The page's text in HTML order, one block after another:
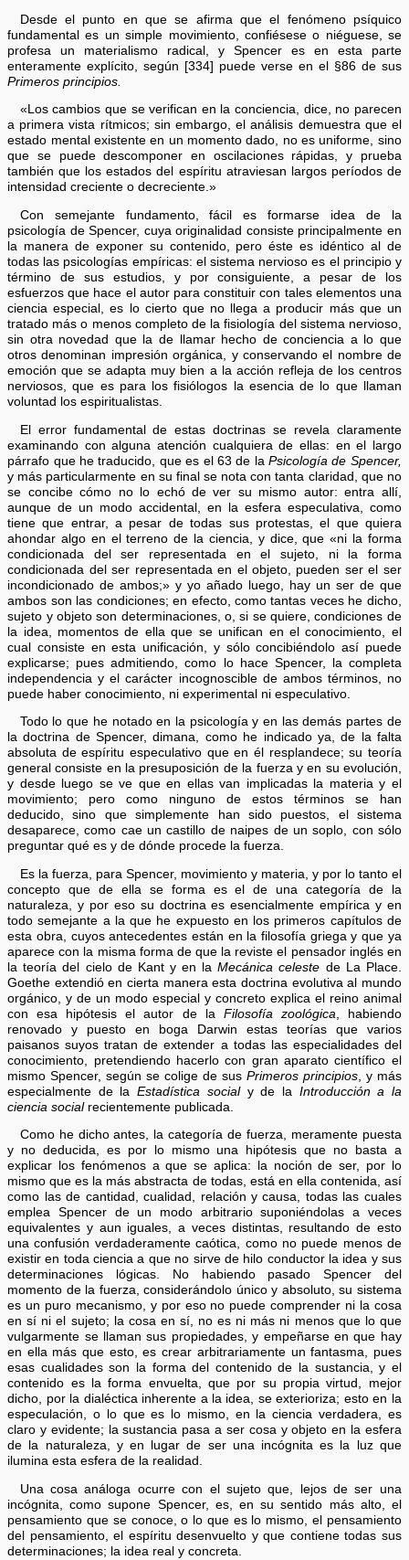
Desde el punto en que se afirma que el fenómeno psíquico
fundamental es un simple movimiento, confiésese o niéguese, se
profesa un materialismo radical, y Spencer es en esta parte
enteramente explícito, según [334] puede verse en el §86 de sus
Primeros principios.
«Los cambios que se verifican en la conciencia, dice, no parecen
a primera vista rítmicos; sin embargo, el análisis demuestra que el
estado mental existente en un momento dado, no es uniforme, sino
que se puede descomponer en oscilaciones rápidas, y prueba
también que los estados del espíritu atraviesan largos períodos de
intensidad creciente o decreciente.»
Con semejante fundamento, fácil es formarse idea de la
psicología de Spencer, cuya originalidad consiste principalmente en
la manera de exponer su contenido, pero éste es idéntico al de
todas las psicologías empíricas: el sistema nervioso es el principio y
término de sus estudios, y por consiguiente, a pesar de los
esfuerzos que hace el autor para constituir con tales elementos una
ciencia especial, es lo cierto que no llega a producir más que un
tratado más o menos completo de la fisiología del sistema nervioso,
sin otra novedad que la de llamar hecho de conciencia a lo que
otros denominan impresión orgánica, y conservando el nombre de
emoción que se adapta muy bien a la acción refleja de los centros
nerviosos, que es para los fisiólogos la esencia de lo que llaman
voluntad los espiritualistas.
El error fundamental de estas doctrinas se revela claramente
examinando con alguna atención cualquiera de ellas: en el largo
párrafo que he traducido, que es el 63 de laPsicología de Spencer,
y más particularmente en su final se nota con tanta claridad, que no
se concibe cómo no lo echó de ver su mismo autor: entra allí,
aunque de un modo accidental, en la esfera especulativa, como
tiene que entrar, a pesar de todas sus protestas, el que quiera
ahondar algo en el terreno de la ciencia, y dice, que «ni la forma
condicionada del ser representada en el sujeto, ni la forma
condicionada del ser representada en el objeto, pueden ser el ser
incondicionado de ambos;» y yo añado luego, hay un ser de que
ambos son las condiciones; en efecto, como tantas veces he dicho,
sujeto y objeto son determinaciones, o, si se quiere, condiciones de
la idea, momentos de ella que se unifican en el conocimiento, el
cual consiste en esta unificación, y sólo concibiéndolo así puede
explicarse; pues admitiendo, como lo hace Spencer, la completa
independencia y el carácter incognoscible de ambos términos, no
puede haber conocimiento, ni experimental ni especulativo.
Todo lo que he notado en la psicología y en las demás partes de
la doctrina de Spencer, dimana, como he indicado ya, de la falta
absoluta de espíritu especulativo que en él resplandece; su teoría
general consiste en la presuposición de la fuerza y en su evolución,
y desde luego se ve que en ellas van implicadas la materia y el
movimiento; pero como ninguno de estos términos se han
deducido, sino que simplemente han sido puestos, el sistema
desaparece, como cae un castillo de naipes de un soplo, con sólo
preguntar qué es y de dónde procede la fuerza.
Es la fuerza, para Spencer, movimiento y materia, y por lo tanto el
concepto que de ella se forma es el de una categoría de la
naturaleza, y por eso su doctrina es esencialmente empírica y en
todo semejante a la que he expuesto en los primeros capítulos de
esta obra, cuyos antecedentes están en la filosofía griega y que ya
aparece con la misma forma de que la reviste el pensador inglés en
la teoría del cielo de Kant y en la Mecánica celeste de La Place.
Goethe extendió en cierta manera esta doctrina evolutiva al mundo
orgánico, y de un modo especial y concreto explica el reino animal
con esa hipótesis el autor de la Filosofía zoológica , habiendo
renovado y puesto en boga Darwin estas teorías que varios
paisanos suyos tratan de extender a todas las especialidades del
conocimiento, pretendiendo hacerlo con gran aparato científico el
mismo Spencer, según se colige de sus Primeros principios, y más
especialmente de laEstadística socialy de la Introducción a la
ciencia social recientemente publicada.
Como he dicho antes, la categoría de fuerza, meramente puesta
y no deducida, es por lo mismo una hipótesis que no basta a
explicar los fenómenos a que se aplica: la noción de ser, por lo
mismo que es la más abstracta de todas, está en ella contenida, así
como las de cantidad, cualidad, relación y causa, todas las cuales
emplea Spencer de un modo arbitrario suponiéndolas a veces
equivalentes y aun iguales, a veces distintas, resultando de esto
una confusión verdaderamente caótica, como no puede menos de
existir en toda ciencia a que no sirve de hilo conductor la idea y sus
determinaciones lógicas. No habiendo pasado Spencer del
momento de la fuerza, considerándolo único y absoluto, su sistema
es un puro mecanismo, y por eso no puede comprender ni la cosa
en sí ni el sujeto; la cosa en sí, no es ni más ni menos que lo que
vulgarmente se llaman sus propiedades, y empeñarse en que hay
en ella más que esto, es crear arbitrariamente un fantasma, pues
esas cualidades son la forma del contenido de la sustancia, y el
contenido es la forma envuelta, que por su propia virtud, mejor
dicho, por la dialéctica inherente a la idea, se exterioriza; esto en la
especulación, o lo que es lo mismo, en la ciencia verdadera, es
claro y evidente; la sustancia pasa a ser cosa y objeto en la esfera
de la naturaleza, y en lugar de ser una incógnita es la luz que
ilumina esta esfera de la realidad.
Una cosa análoga ocurre con el sujeto que, lejos de ser una
incógnita, como supone Spencer, es, en su sentido más alto, el
pensamiento que se conoce, o lo que es lo mismo, el pensamiento
del pensamiento, el espíritu desenvuelto y que contiene todas sus
determinaciones; la idea real y concreta.